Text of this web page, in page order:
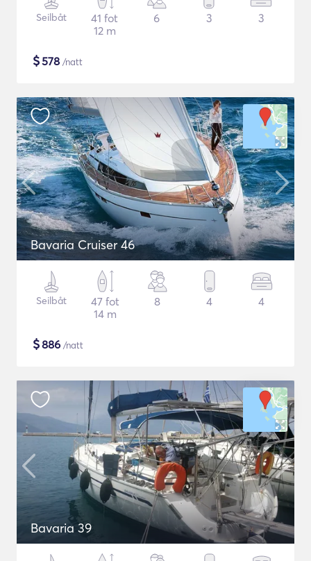
Seilbåt
41 fot
12 m
6 3 3
$578 /natt
Bavaria Cruiser 46
Seilbåt
47 fot
14 m
8 4 4
$886 /natt
Bavaria 39